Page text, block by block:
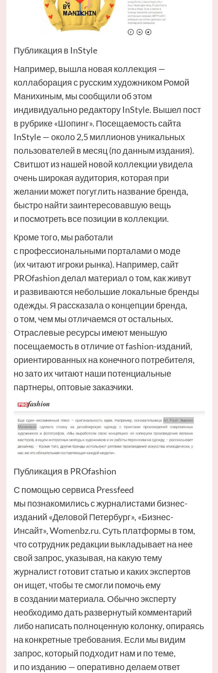
Публикация в InStyle
Например, вышла новая коллекция —
коллаборация с русским художником Ромой
Манихиным, мы сообщили об этом
индивидуально редактору InStyle. Вышел пост
в рубрике «Шопинг». Посещаемость сайта
InStyle — около 2,5 миллионов уникальных
пользователей в месяц (по данным издания).
Свитшот из нашей новой коллекции увидела
очень широкая аудитория, которая при
желании может погуглить название бренда,
быстро найти заинтересовавшую вещь
и посмотреть все позиции в коллекции.
Кроме того, мы работали
с профессиональными порталами о моде
(их читают игроки рынка). Например, сайт
PROfashion делал материал о том, как живут
и развиваются небольшие локальные бренды
одежды. Я рассказала о концепции бренда,
о том, чем мы отличаемся от остальных.
Отраслевые ресурсы имеют меньшую
посещаемость в отличие от fashion-изданий,
ориентированных на конечного потребителя,
но зато их читают наши потенциальные
партнеры, оптовые заказчики.
Публикация в PROfashion
С помощью сервиса Pressfeed
мы познакомились с журналистами бизнес-
изданий «Деловой Петербург», «Бизнес-
Инсайт», Womenbz.ru. Суть платформы в том,
что сотрудник редакции выкладывает на нее
свой запрос, указывая, на какую тему
журналист готовит статью и каких экспертов
он ищет, чтобы те смогли помочь ему
в создании материала. Обычно эксперту
необходимо дать развернутый комментарий
либо написать полноценную колонку, опираясь
на конкретные требования. Если мы видим
запрос, который подходит нам и по теме,
и по изданию — оперативно делаем ответ